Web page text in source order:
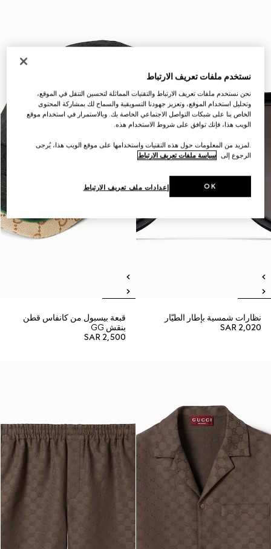
نظارات شمسية بإطار الطيّار
SAR 2,020
قبعة بيسبول من كانفاس قطن
بنقش GG
SAR 2,500
نستخدم ملفات تعريف الارتباط
نحن نستخدم ملفات تعريف الارتباط والتقنيات المماثلة لتحسين التنقل في الموقع،
وتحليل استخدام الموقع، وتعزيز جهودنا التسويقية والسماح لك بمشاركة المحتوى
الخاص بنا على شبكات التواصل الاجتماعي الخاصة بك. وبالاستمرار في استخدام موقع
الويب هذا، فإنك توافق على شروط الاستخدام هذه.
.لمزيد من المعلومات حول هذه التقنيات واستخدامها على موقع الويب هذا، يُرجى
الرجوع إلى سياسة ملفات تعريف الارتباط
إعدادات ملف تعريف الارتباط OK